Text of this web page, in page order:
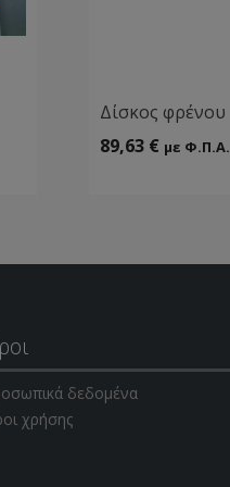
Δίσκος φρένου
89,63 € με Φ.Π.Α.
δεδομένα
χρήσης